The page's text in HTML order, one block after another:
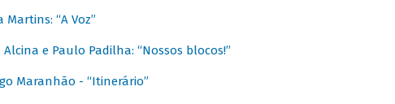
Martins: “A Voz”
Alcina e Paulo Padilha: “Nossos blocos!”
Maranhão - “Itinerário”